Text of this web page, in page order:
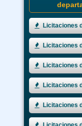
Licitaciones
Licitaciones
Licitaciones
Licitaciones
Licitaciones